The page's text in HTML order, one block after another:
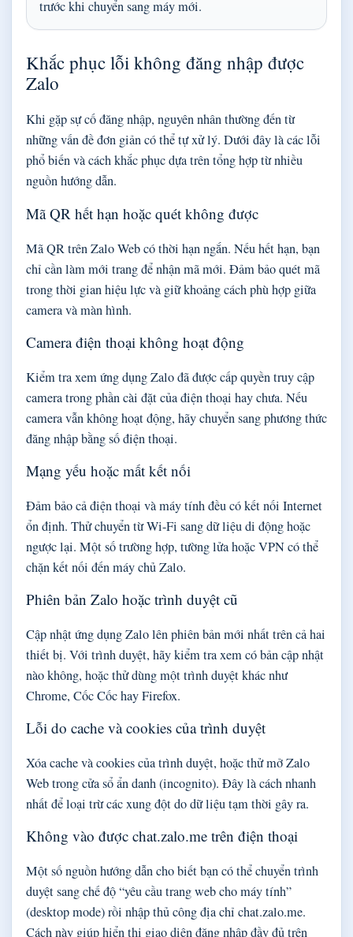
trước khi chuyển sang máy mới.
Khắc phục lỗi không đăng nhập được
Zalo
Khi gặp sự cố đăng nhập, nguyên nhân thường đến từ
những vấn đề đơn giản có thể tự xử lý. Dưới đây là các lỗi
phổ biến và cách khắc phục dựa trên tổng hợp từ nhiều
nguồn hướng dẫn.
Mã QR hết hạn hoặc quét không được
Mã QR trên Zalo Web có thời hạn ngắn. Nếu hết hạn, bạn
chỉ cần làm mới trang để nhận mã mới. Đảm bảo quét mã
trong thời gian hiệu lực và giữ khoảng cách phù hợp giữa
camera và màn hình.
Camera điện thoại không hoạt động
Kiểm tra xem ứng dụng Zalo đã được cấp quyền truy cập
camera trong phần cài đặt của điện thoại hay chưa. Nếu
camera vẫn không hoạt động, hãy chuyển sang phương thức
đăng nhập bằng số điện thoại.
Mạng yếu hoặc mất kết nối
Đảm bảo cả điện thoại và máy tính đều có kết nối Internet
ổn định. Thử chuyển từ Wi-Fi sang dữ liệu di động hoặc
ngược lại. Một số trường hợp, tường lửa hoặc VPN có thể
chặn kết nối đến máy chủ Zalo.
Phiên bản Zalo hoặc trình duyệt cũ
Cập nhật ứng dụng Zalo lên phiên bản mới nhất trên cả hai
thiết bị. Với trình duyệt, hãy kiểm tra xem có bản cập nhật
nào không, hoặc thử dùng một trình duyệt khác như
Chrome, Cốc Cốc hay Firefox.
Lỗi do cache và cookies của trình duyệt
Xóa cache và cookies của trình duyệt, hoặc thử mở Zalo
Web trong cửa sổ ẩn danh (incognito). Đây là cách nhanh
nhất để loại trừ các xung đột do dữ liệu tạm thời gây ra.
Không vào được chat.zalo.me trên điện thoại
Một số nguồn hướng dẫn cho biết bạn có thể chuyển trình
duyệt sang chế độ “yêu cầu trang web cho máy tính”
(desktop mode) rồi nhập thủ công địa chỉ chat.zalo.me.
Cách này giúp hiển thị giao diện đăng nhập đầy đủ trên